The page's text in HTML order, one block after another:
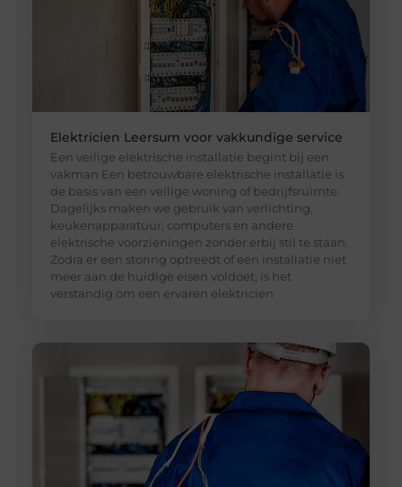
Elektricien Leersum voor vakkundige service
Een veilige elektrische installatie begint bij een
vakman Een betrouwbare elektrische installatie is
de basis van een veilige woning of bedrijfsruimte.
Dagelijks maken we gebruik van verlichting,
keukenapparatuur, computers en andere
elektrische voorzieningen zonder erbij stil te staan.
Zodra er een storing optreedt of een installatie niet
meer aan de huidige eisen voldoet, is het
verstandig om een ervaren elektricien